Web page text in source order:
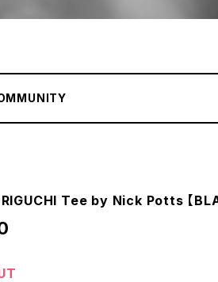
Tee by Nick Potts 【